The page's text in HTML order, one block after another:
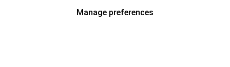
Manage preferences